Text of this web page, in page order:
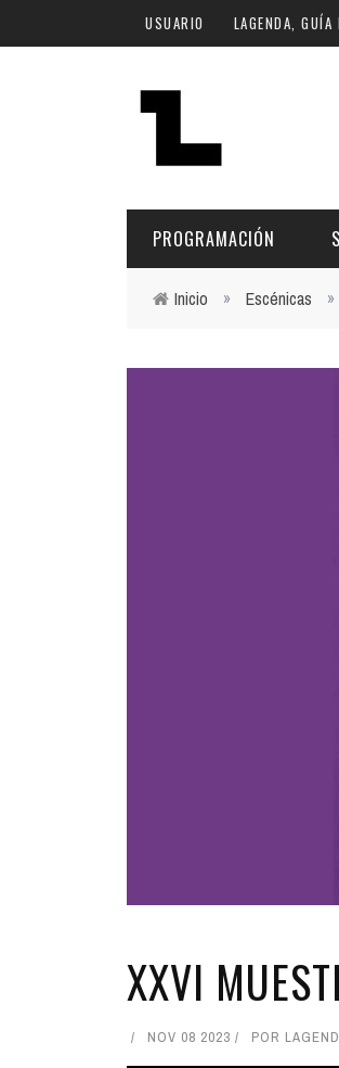
Pasar al contenido principal
USUARIO LAGENDA, GUÍA
PROGRAMACIÓN
Inicio » Escénicas »
XXVI
NOV 08 2023 POR